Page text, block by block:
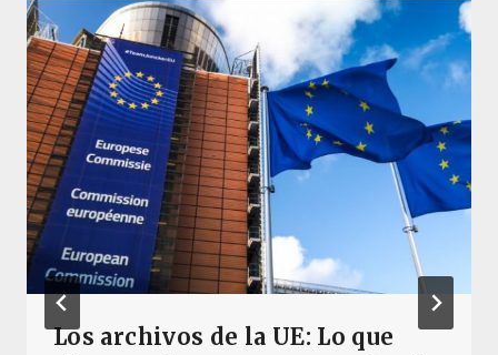
Los archivos de la UE: Lo que